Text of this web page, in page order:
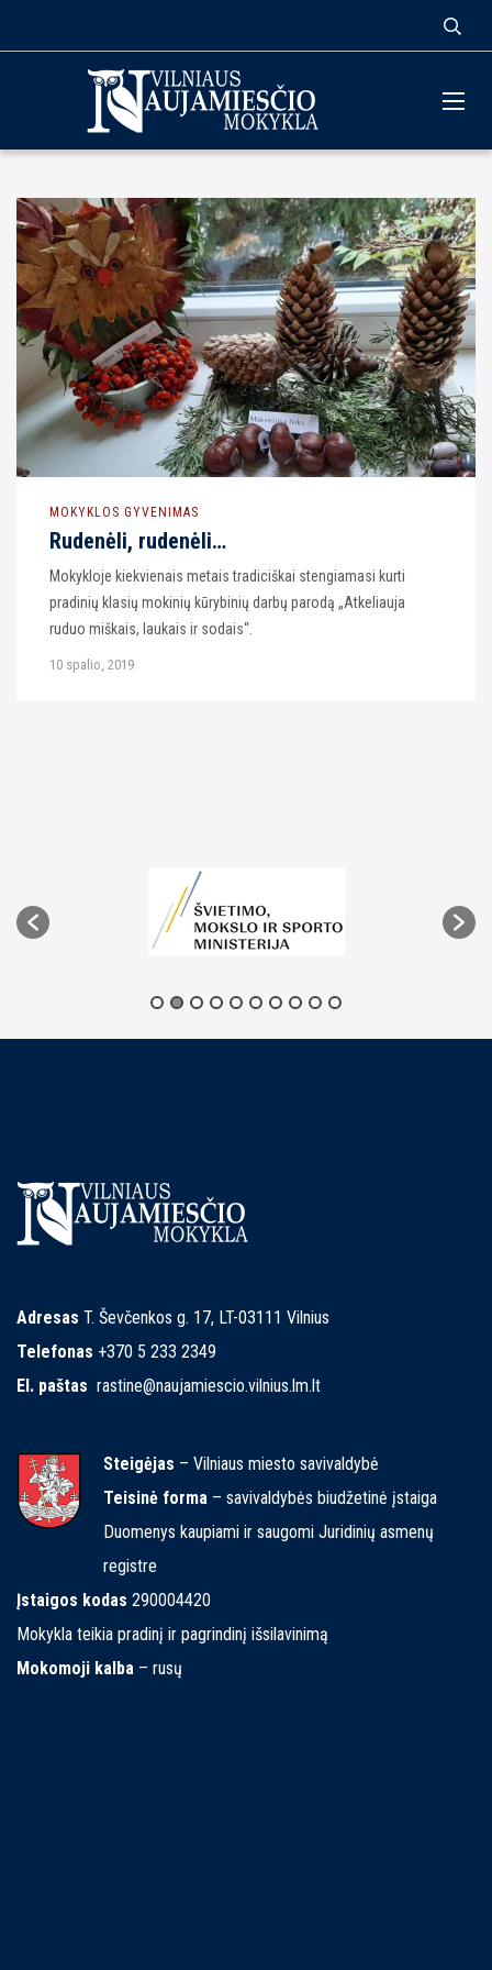
MOKYKLOS GYVENIMAS
Rudenėli, rudenėli…
Mokykloje kiekvienais metais tradiciškai stengiamasi kurti
pradinių klasių mokinių kūrybinių darbų parodą „Atkeliauja
ruduo miškais, laukais ir sodais“.
10 spalio, 2019
Adresas T. Ševčenkos g. 17, LT-03111 Vilnius
Telefonas +370 5 233 2349
El. paštas rastine@naujamiescio.vilnius.lm.lt
Steigėjas – Vilniaus miesto savivaldybė
Teisinė forma – savivaldybės biudžetinė įstaiga
Duomenys kaupiami ir saugomi Juridinių asmenų
registre
Įstaigos kodas 290004420
Mokykla teikia pradinį ir pagrindinį išsilavinimą
Mokomoji kalba – rusų